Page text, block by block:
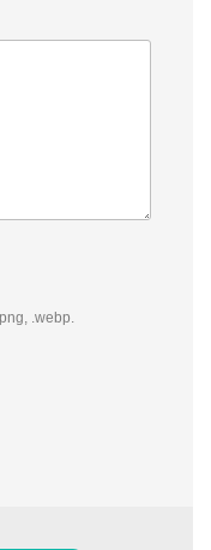
.webp.